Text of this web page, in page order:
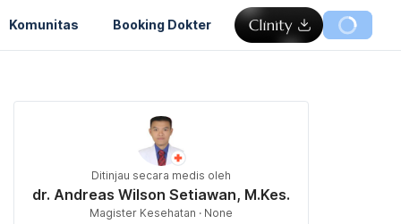
Komunitas Booking Dokter
Ditinjau secara medis oleh
dr. Andreas Wilson Setiawan, M.Kes.
Magister Kesehatan · None